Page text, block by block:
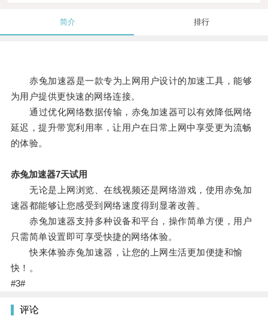
简介 排行
赤兔加速器是一款专为上网用户设计的加速工具，能够
为用户提供更快速的网络连接。
通过优化网络数据传输，赤兔加速器可以有效降低网络
延迟，提升带宽利用率，让用户在日常上网中享受更为流畅
的体验。
赤兔加速器7天试用
无论是上网浏览、在线视频还是网络游戏，使用赤兔加
速器都能够让您感受到网络速度得到显著改善。
赤兔加速器支持多种设备和平台，操作简单方便，用户
只需简单设置即可享受快捷的网络体验。
快来体验赤兔加速器，让您的上网生活更加便捷和愉
快！。
#3#
评论